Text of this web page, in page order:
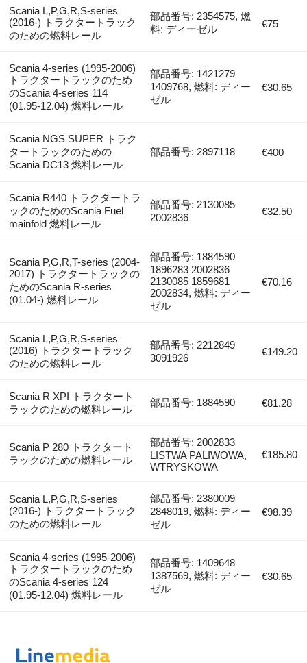
Scania L,P,G,R,S-series
(2016-) トラクタートラック
のための燃料レール
部品番号: 2354575, 燃
料: ディーゼル
€75
Scania 4-series (1995-2006)
トラクタートラックのため
のScania 4-series 114
(01.95-12.04) 燃料レール
部品番号: 1421279
1409768, 燃料: ディー
ゼル
€30.65
Scania NGS SUPER トラク
タートラックのための
Scania DC13 燃料レール
部品番号: 2897118 €400
Scania R440 トラクタートラ
ックのためのScania Fuel
mainfold 燃料レール
部品番号: 2130085
2002836
€32.50
Scania P,G,R,T-series (2004-
2017) トラクタートラックの
ためのScania R-series
(01.04-) 燃料レール
部品番号: 1884590
1896283 2002836
2130085 1859681
2002834, 燃料: ディー
ゼル
€70.16
Scania L,P,G,R,S-series
(2016) トラクタートラック
のための燃料レール
部品番号: 2212849
3091926
€149.20
Scania R XPI トラクタート
ラックのための燃料レール
部品番号: 1884590 €81.28
Scania P 280 トラクタート
ラックのための燃料レール
部品番号: 2002833
LISTWA PALIWOWA,
WTRYSKOWA
€185.80
Scania L,P,G,R,S-series
(2016-) トラクタートラック
のための燃料レール
部品番号: 2380009
2848019, 燃料: ディー
ゼル
€98.39
Scania 4-series (1995-2006)
トラクタートラックのため
のScania 4-series 124
(01.95-12.04) 燃料レール
部品番号: 1409648
1387569, 燃料: ディー
ゼル
€30.65